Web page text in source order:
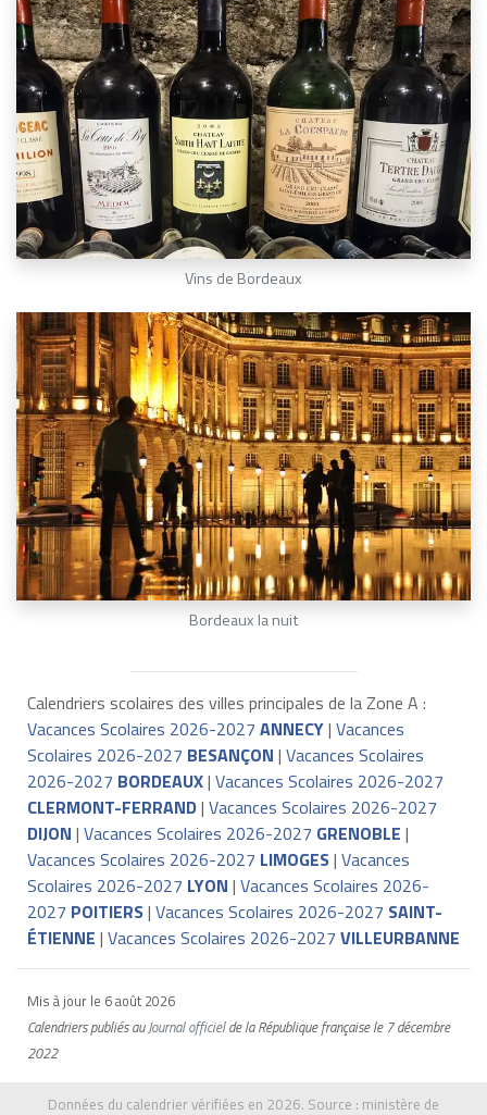
Vins de Bordeaux
Bordeaux la nuit
Calendriers scolaires des villes principales de la Zone A :
Vacances Scolaires 2026-2027 ANNECY| Vacances
Scolaires 2026-2027 BESANÇON | Vacances Scolaires
2026-2027 BORDEAUX| Vacances Scolaires 2026-2027
CLERMONT-FERRAND| Vacances Scolaires 2026-2027
DIJON | Vacances Scolaires 2026-2027 GRENOBLE |
Vacances Scolaires 2026-2027 LIMOGES| Vacances
Scolaires 2026-2027 LYON | Vacances Scolaires 2026-
2027 POITIERS| Vacances Scolaires 2026-2027 SAINT-
ÉTIENNE | Vacances Scolaires 2026-2027 VILLEURBANNE
Mis à jour le 6 août 2026
Calendriers publiés auJournal officielde la République françaisele 7 décembre
2022
Données du calendrier vérifiées en 2026. Source : ministère de